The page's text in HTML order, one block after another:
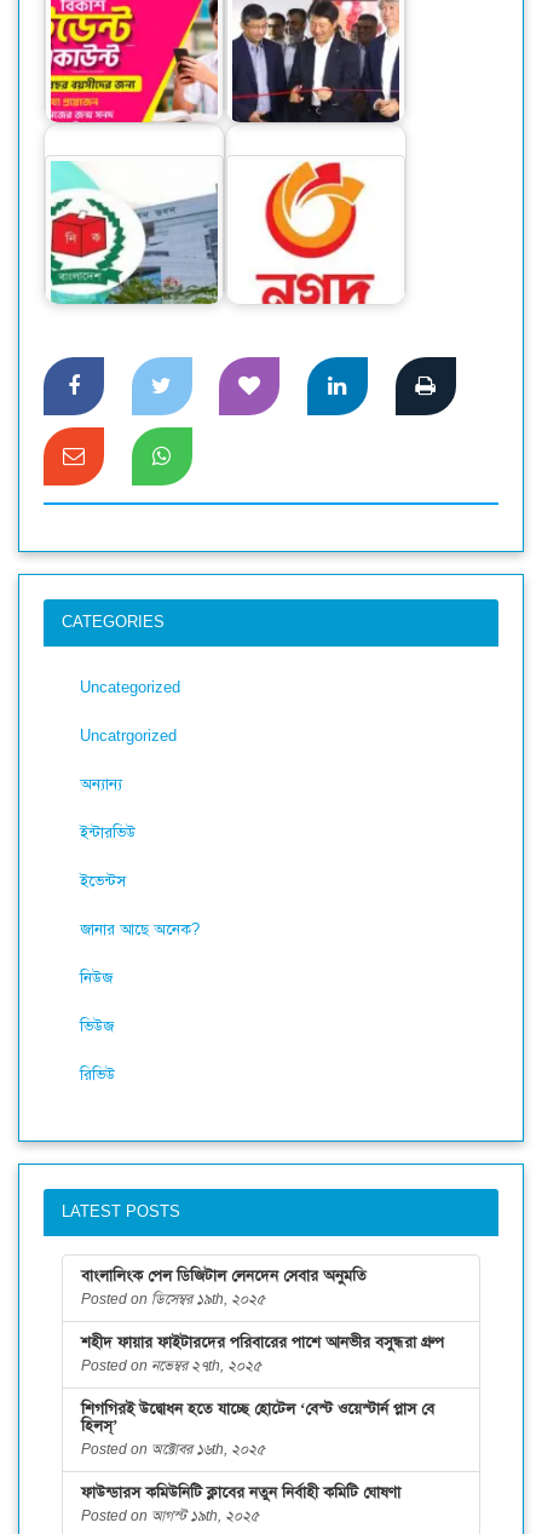
বিকাশের স্টুডেন্ট
অ্যাকাউন্ট ক্যাশলেস
লেনদেনে…
ক্যানন বিজনেস সেন্টার
উদ্বোধন হলো ঢাকায়
দ্বাদশ সংসদ নির্বাচন:
মেয়র-চেয়ারম্যানরা যেসব
কাজ…
জরুরি পরিস্থিতিতে সকল
সেবা নিশ্চিত করেছে নগদ
CATEGORIES
Uncategorized
Uncatrgorized
অন্যান্য
ইন্টারভিউ
ইভেন্টস
জানার আছে অনেক?
নিউজ
ভিউজ
রিভিউ
LATEST POSTS
বাংলালিংক পেল ডিজিটাল লেনদেন সেবার অনুমতি
Posted on ডিসেম্বর ১৯th, ২০২৫
শহীদ ফায়ার ফাইটারদের পরিবারের পাশে আনভীর বসুন্ধরা গ্রুপ
Posted on নভেম্বর ২৭th, ২০২৫
শিগগিরই উদ্বোধন হতে যাচ্ছে হোটেল ‘বেস্ট ওয়েস্টার্ন প্লাস বে
হিলস্’
Posted on অক্টোবর ১৬th, ২০২৫
ফাউন্ডারস কমিউনিটি ক্লাবের নতুন নির্বাহী কমিটি ঘোষণা
Posted on আগস্ট ১৯th, ২০২৫